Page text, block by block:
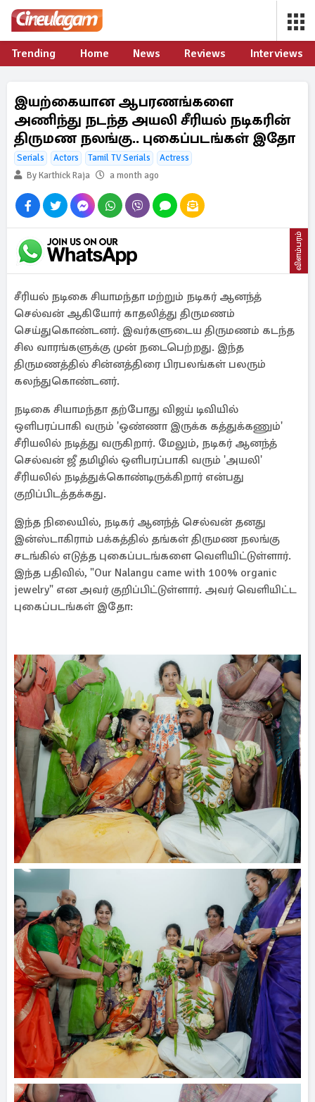
Trending Home News Reviews Interviews
இயற்கையான ஆபரணங்களை
அணிந்து நடந்த அயலி சீரியல் நடிகரின்
திருமண நலங்கு.. புகைப்படங்கள் இதோ
Serials Actors Tamil TV Serials
Actress
By Karthick Raja
a month ago
விளம்பரம்
சீரியல் நடிகை சியாமந்தா மற்றும் நடிகர் ஆனந்த்
செல்வன் ஆகியோர் காதலித்து திருமணம்
செய்துகொண்டனர். இவர்களுடைய திருமணம் கடந்த
சில வாரங்களுக்கு முன் நடைபெற்றது. இந்த
திருமணத்தில் சின்னத்திரை பிரபலங்கள் பலரும்
கலந்துகொண்டனர்.
நடிகை சியாமந்தா தற்போது விஜய் டிவியில்
ஒளிபரப்பாகி வரும் 'ஒண்ணா இருக்க கத்துக்கணும்'
சீரியலில் நடித்து வருகிறார். மேலும், நடிகர் ஆனந்த்
செல்வன் ஜீ தமிழில் ஒளிபரப்பாகி வரும் 'அயலி'
சீரியலில் நடித்துக்கொண்டிருக்கிறார் என்பது
குறிப்பிடத்தக்கது.
இந்த நிலையில், நடிகர் ஆனந்த் செல்வன் தனது
இன்ஸ்டாகிராம் பக்கத்தில் தங்கள் திருமண நலங்கு
சடங்கில் எடுத்த புகைப்படங்களை வெளியிட்டுள்ளார்.
இந்த பதிவில், "Our Nalangu came with 100% organic
jewelry" என அவர் குறிப்பிட்டுள்ளார். அவர் வெளியிட்ட
புகைப்படங்கள் இதோ: